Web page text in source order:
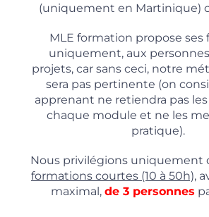
(uniquement en Martinique)
MLE formation propose ses
uniquement, aux
projets, car sans ceci, notre
sera pas pertinente (on
apprenant ne retiendra pas
chaque module et ne les
pratique).
Nous privilégions uniquement
formations courtes (10 à 50h),
maximal, de 3 personnes